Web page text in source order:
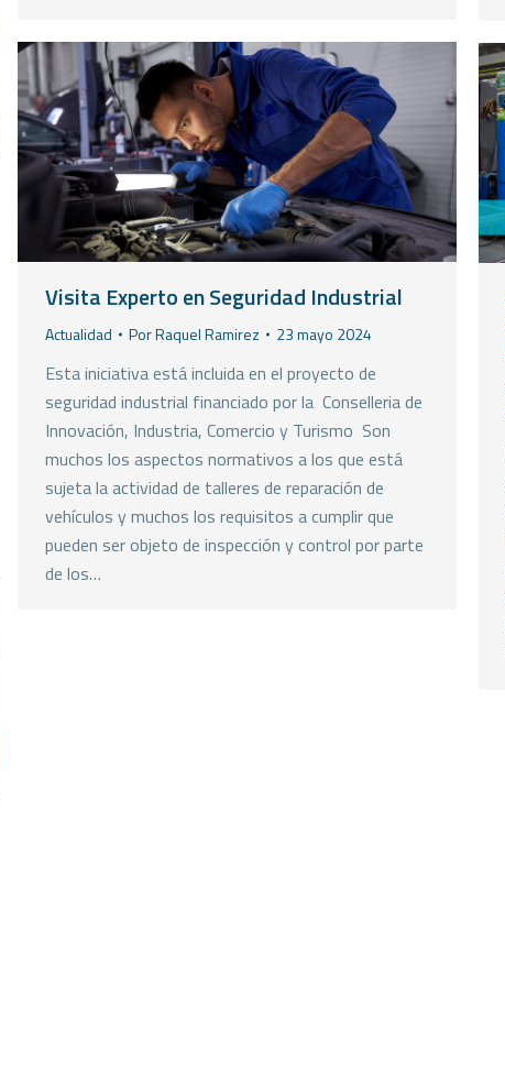
Visita Experto en Seguridad Industrial
Actualidad PorRaquel Ramirez 23 mayo 2024
Esta iniciativa está incluida en el proyecto de
seguridad industrial financiado por la Conselleria de
Innovación, Industria, Comercio y Turismo Son
muchos los aspectos normativos a los que está
sujeta la actividad de talleres de reparación de
vehículos y muchos los requisitos a cumplir que
pueden ser objeto de inspección y control por parte
de los…